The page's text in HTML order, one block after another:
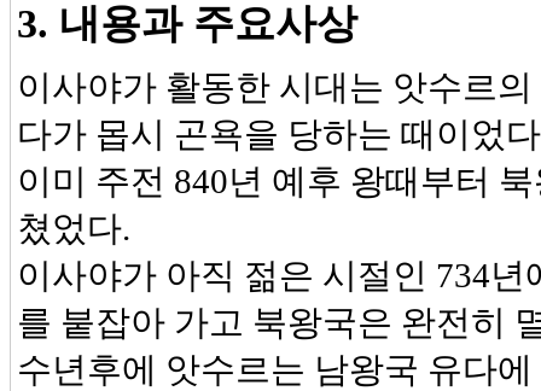
3. 내용과 주요사상
이사야가 활동한 시대는 앗수르
다가 몹시 곤욕을 당하는 때이었
이미 주전 840년 예후 왕때부터
쳤었다.
이사야가 아직 젊은 시절인 734
를 붙잡아 가고 북왕국은 완전히
수년후에 앗수르는 남왕국 유다